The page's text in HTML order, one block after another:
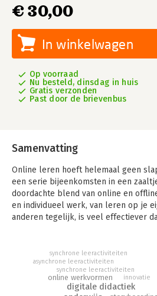
€ 30,00
In winkelwagen
Op voorraad
Nu besteld, dinsdag in huis
Gratis verzonden
Past door de brievenbus
Samenvatting
Online leren hoeft helemaal geen
een serie bijeenkomsten in een
doordachte blend van online en
en individueel werk, van leren op je
anderen tegelijk, is veel effectiever
begrijpt waarom blended leren niet
het ontwikkellandschap van vandaag.
Maar hoe ontwerp je zo’n sterk en
digitale didactiek
online werkvormen
synchrone leeractiviteiten
asynchrone leeractiviteiten
synchrone leeractiviteiten
innovatie